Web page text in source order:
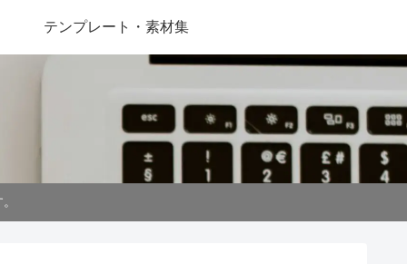
テンプレート・素材集